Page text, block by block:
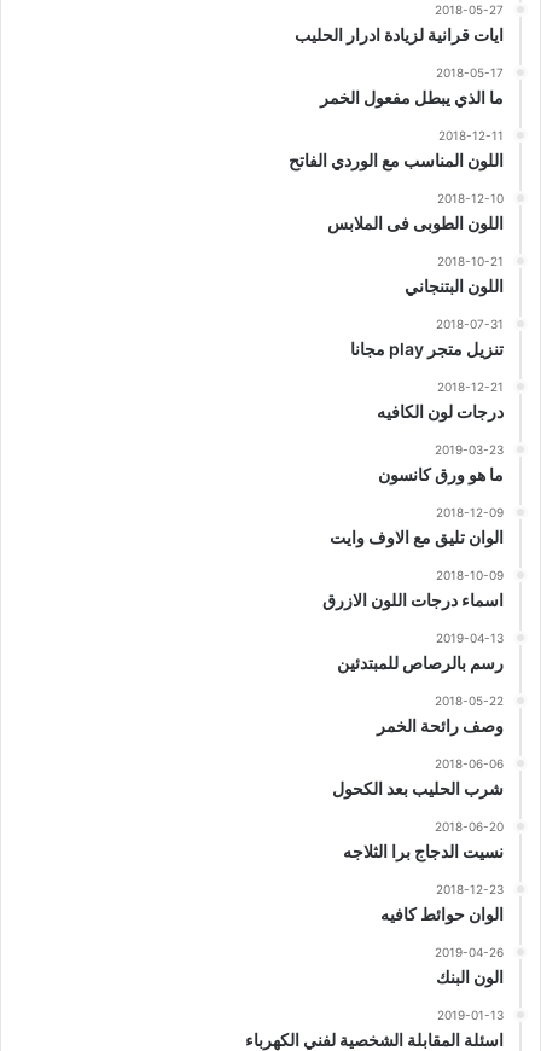
2018-05-27
ايات قرانية لزيادة ادرار الحليب
2018-05-17
ما الذي يبطل مفعول الخمر
2018-12-11
اللون المناسب مع الوردي الفاتح
2018-12-10
اللون الطوبى فى الملابس
2018-10-21
اللون البتنجاني
2018-07-31
تنزيل متجر play مجانا
2018-12-21
درجات لون الكافيه
2019-03-23
ما هو ورق كانسون
2018-12-09
الوان تليق مع الاوف وايت
2018-10-09
اسماء درجات اللون الازرق
2019-04-13
رسم بالرصاص للمبتدئين
2018-05-22
وصف رائحة الخمر
2018-06-06
شرب الحليب بعد الكحول
2018-06-20
نسيت الدجاج برا الثلاجه
2018-12-23
الوان حوائط كافيه
2019-04-26
الون البنك
2019-01-13
اسئلة المقابلة الشخصية لفني الكهرباء